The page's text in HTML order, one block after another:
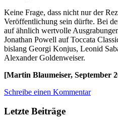
Keine Frage, dass nicht nur der
Veröffentlichung sein dürfte. Bei
auf ähnlich wertvolle
Jonathan Powell auf Toccata
bislang Georgi Konjus, Leonid
Alexander Goldenweiser.
[Martin Blaumeiser, September
Schreibe einen Kommentar
Letzte Beiträge